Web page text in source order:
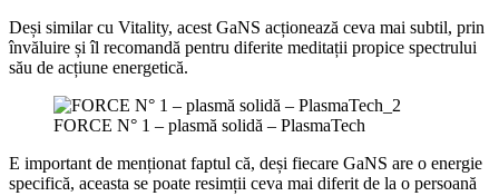
Deși similar cu Vitality, acest GaNS acționează ceva mai subtil, prin
învăluire și îl recomandă pentru diferite meditații propice spectrului
său de acțiune energetică.
FORCE N° 1 – plasmă solidă – PlasmaTech
E important de menționat faptul că, deși fiecare GaNS are o energie
specifică, aceasta se poate resimții ceva mai diferit de la o persoană